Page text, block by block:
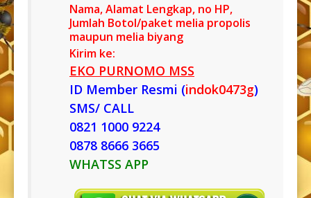
Nama, Alamat Lengkap, no HP,
Jumlah Botol/paket melia propolis
maupun melia biyang
Kirim ke:
EKO PURNOMO MSS
ID Member Resmi (indok0473g)
SMS/ CALL
0821 1000 9224
0878 8666 3665
WHATSS APP